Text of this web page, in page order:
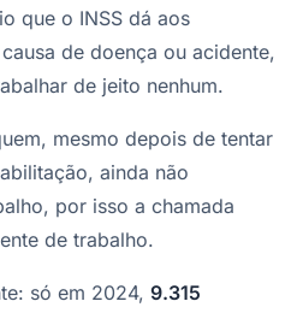
que o INSS dá aos
de doença ou acidente,
de jeito nenhum.
mesmo depois de tentar
ainda não
por isso a chamada
de trabalho.
só em 2024, 9.315